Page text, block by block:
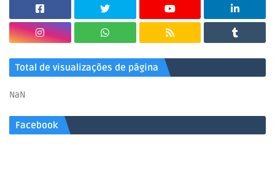
Total de visualizações de página
NaN
Facebook